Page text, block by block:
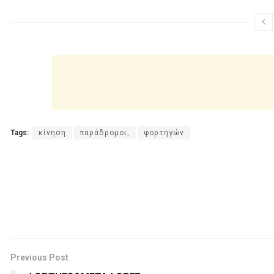
Tags: κίνηση παράδρομοι, φορτηγών
Previous Post